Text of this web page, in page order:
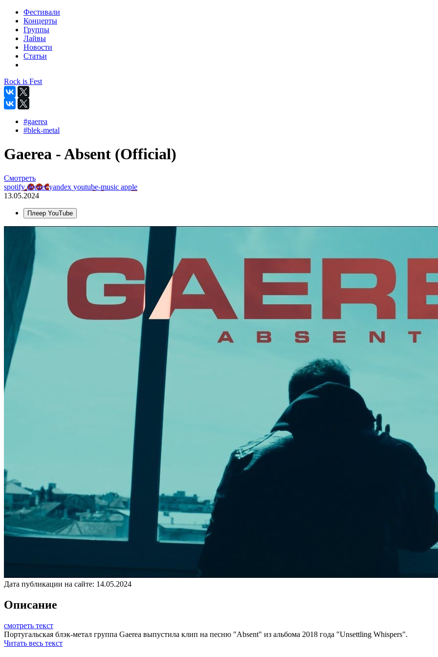
Фестивали
Концерты
Группы
Лайвы
Новости
Статьи
Rock is Fest
#gaerea
#blek-metal
Gaerea - Absent (Official)
Смотреть
spotifydeezeryandex youtube-music apple
13.05.2024
Плеер YouTube
Дата публикации на сайте: 14.05.2024
Описание
смотреть текст
Португальская блэк-метал группа Gaerea выпустила клип на песню "Absent" из альбома 2018 года "Unsettling Whispers".
Читать весь текст